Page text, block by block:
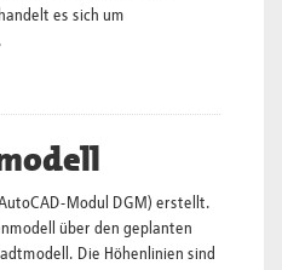
es sich um
Modul DGM) erstellt.
über den geplanten
Die Höhenlinien sind